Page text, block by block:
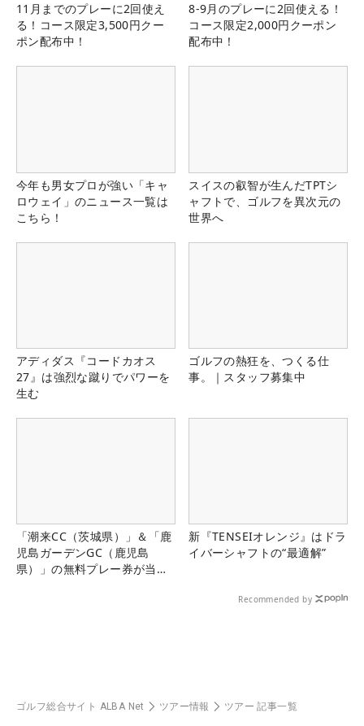
11月までのプレーに2回使え
る！コース限定3,500円クー
ポン配布中！
8-9月のプレーに2回使える！
コース限定2,000円クーポン
配布中！
今年も男女プロが強い「キャ
ロウェイ」のニュース一覧は
こちら！
スイスの叡智が生んだTPTシ
ャフトで、ゴルフを異次元の
世界へ
アディダス『コードカオス
27』は強烈な蹴りでパワーを
生む
ゴルフの熱狂を、つくる仕
事。｜スタッフ募集中
「潮来CC（茨城県）」＆「鹿
児島ガーデンGC（鹿児島
県）」の無料プレー券が当た
新『TENSEIオレンジ』はドラ
イバーシャフトの“最適解”
Recommended by
ゴルフ総合サイト ALBA Net ツアー情報 ツアー 記事一覧